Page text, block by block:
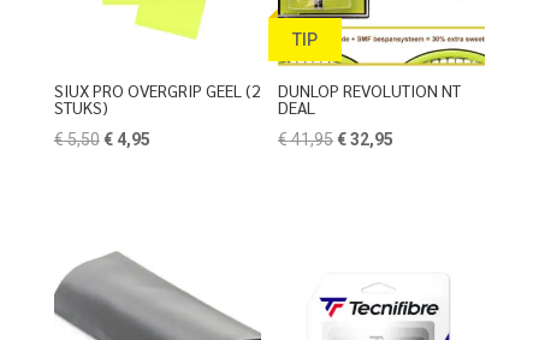
SIUX PRO OVERGRIP GEEL (2
STUKS)
€5,50 Oorspronkelijke
€4,95Huidige
TIP
DUNLOP REVOLUTION NT
DEAL
€41,95Oorspronkelijke
€32,95